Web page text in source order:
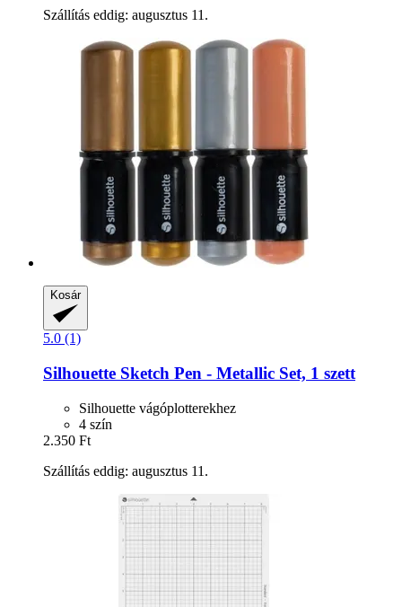
Szállítás eddig: augusztus 11.
Kosár
5.0 (1)
Silhouette Sketch Pen -​ Metallic Set, 1 szett
Silhouette vágóplotterekhez
4 szín
2.350 Ft
Szállítás eddig: augusztus 11.